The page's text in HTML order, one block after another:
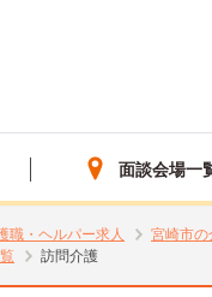
面談会場一
職・ヘルパー求人
宮崎市の
訪問介護